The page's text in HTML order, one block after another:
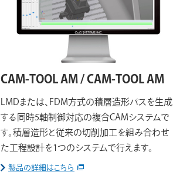
CAM-TOOL AM / CAM-TOOL AM
LMDまたは、FDM方式の積層造形パスを生成
する同時5軸制御対応の複合CAMシステムで
す。積層造形と従来の切削加工を組み合わせ
た工程設計を1つのシステムで行えます。
製品の詳細はこちら